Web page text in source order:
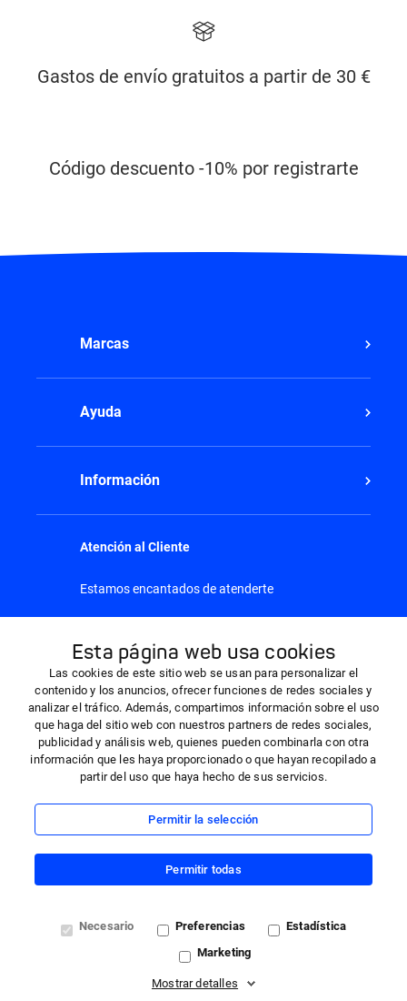
Esta página web usa cookies
Las cookies de este sitio web se usan para personalizar el
contenido y los anuncios, ofrecer funciones de redes sociales y
analizar el tráfico. Además, compartimos información sobre el uso
que haga del sitio web con nuestros partners de redes sociales,
publicidad y análisis web, quienes pueden combinarla con otra
información que les haya proporcionado o que hayan recopilado a
partir del uso que haya hecho de sus servicios.
Permitir la selección
Permitir todas
Necesario Preferencias
Estadística
Marketing
Mostrar detalles
Gastos de envío gratuitos a partir de 30 €
Código descuento -10% por registrarte
Marcas
Ayuda
Información
Atención al Cliente
Estamos encantados de atenderte
+34 937 025 552
De Lunes a Viernes — 9:30h a 18:30h